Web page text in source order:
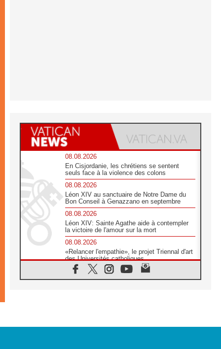
08.08.2026
En Cisjordanie, les chrétiens se sentent
seuls face à la violence des colons
08.08.2026
Léon XIV au sanctuaire de Notre Dame du
Bon Conseil à Genazzano en septembre
08.08.2026
Léon XIV: Sainte Agathe aide à contempler
la victoire de l'amour sur la mort
08.08.2026
«Relancer l'empathie», le projet Triennal d'art
des Universités catholiques
08.08.2026
Signis 2026, donner la parole aux religieuses
07.08.2026